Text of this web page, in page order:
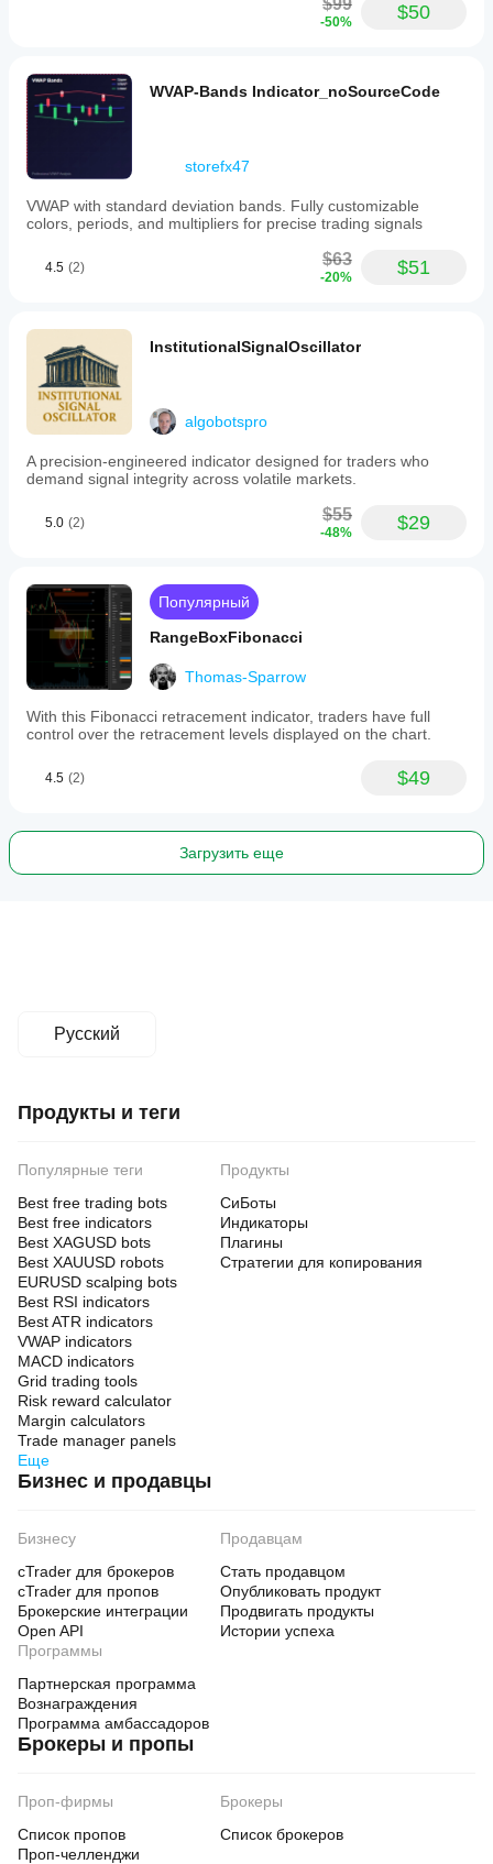
$99
-50% $50
WVAP-Bands Indicator_noSourceCode
storefx47
VWAP with standard deviation bands. Fully customizable
colors, periods, and multipliers for precise trading signals
4.5 (2) $63
-20% $51
InstitutionalSignalOscillator
algobotspro
A precision-engineered indicator designed for traders who
demand signal integrity across volatile markets.
5.0 (2) $55
-48% $29
Популярный
RangeBoxFibonacci
Thomas-Sparrow
With this Fibonacci retracement indicator, traders have full
control over the retracement levels displayed on the chart.
4.5 (2) $49
Загрузить еще
Русский
Продукты и теги
Популярные теги
Best free trading bots
Best free indicators
Best XAGUSD bots
Best XAUUSD robots
EURUSD scalping bots
Best RSI indicators
Best ATR indicators
VWAP indicators
MACD indicators
Grid trading tools
Risk reward calculator
Margin calculators
Trade manager panels
Еще
Продукты
СиБоты
Индикаторы
Плагины
Стратегии для копирования
Бизнес и продавцы
Бизнесу
cTrader для брокеров
cTrader для пропов
Брокерские интеграции
Open API
Продавцам
Стать продавцом
Опубликовать продукт
Продвигать продукты
Истории успеха
Программы
Партнерская программа
Вознаграждения
Программа амбассадоров
Брокеры и пропы
Проп-фирмы
Список пропов
Проп-челленджи
Брокеры
Список брокеров